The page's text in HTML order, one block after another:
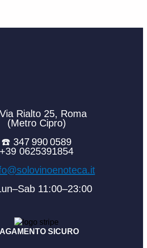
Rialto 25, Roma
(Metro Cipro)
☎️ 347 990 0589
+39 0625391854
11:00–23:00
SICURO